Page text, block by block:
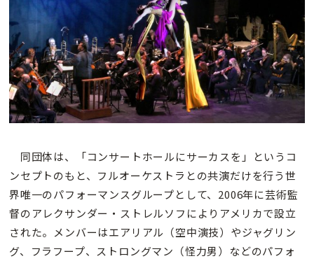
同団体は、「コンサートホールにサーカスを」というコ
ンセプトのもと、フルオーケストラとの共演だけを行う世
界唯一のパフォーマンスグループとして、2006年に芸術監
督のアレクサンダー・ストレルソフによりアメリカで設立
された。メンバーはエアリアル（空中演技）やジャグリン
グ、フラフープ、ストロングマン（怪力男）などのパフォ